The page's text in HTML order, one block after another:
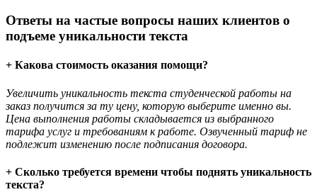
Ответы на частые вопросы наших клиентов о
подъеме уникальности текста
+ Какова стоимость оказания помощи?
Увеличить уникальность текста студенческой работы на
заказ получится за ту цену, которую выберите именно вы.
Цена выполнения работы складывается из выбранного
тарифа услуг и требованиям к работе. Озвученный тариф не
подлежит изменению после подписания договора.
+ Сколько требуется времени чтобы поднять уникальность
текста?